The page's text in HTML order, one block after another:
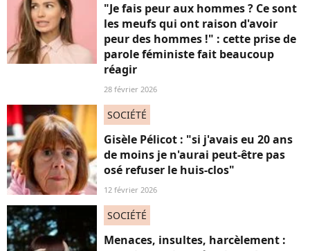
"Je fais peur aux hommes ? Ce sont
les meufs qui ont raison d'avoir
peur des hommes !" : cette prise de
parole féministe fait beaucoup
réagir
28 février 2026
SOCIÉTÉ
Gisèle Pélicot : "si j'avais eu 20 ans
de moins je n'aurai peut-être pas
osé refuser le huis-clos"
12 février 2026
SOCIÉTÉ
Menaces, insultes, harcèlement :